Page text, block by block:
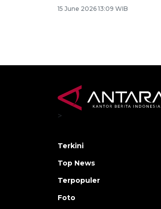
15 June 2026 13:09 WIB
>
Terkini
Top News
Terpopuler
Foto